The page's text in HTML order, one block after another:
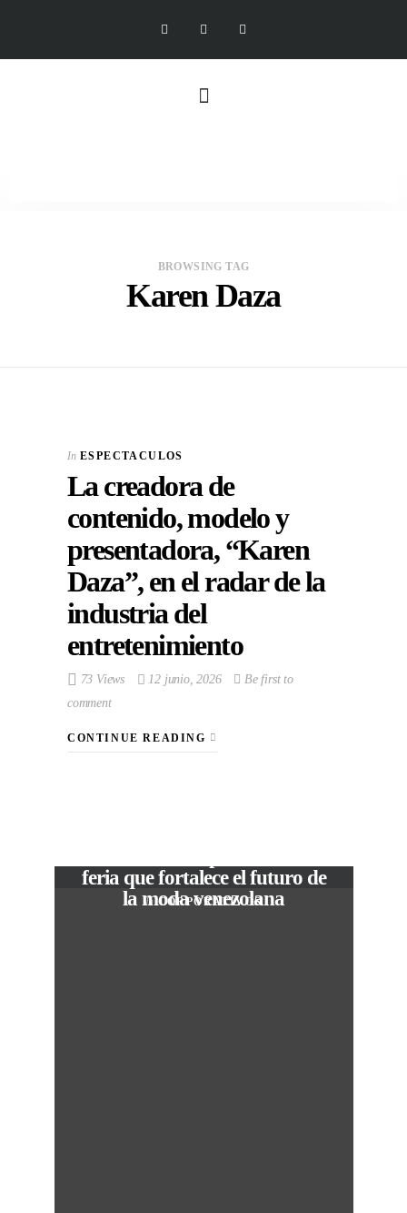
BROWSING TAG
Karen Daza
In ESPECTACULOS
La creadora de
contenido, modelo y
presentadora, “Karen
Daza”, en el radar de la
industria del
entretenimiento
73 Views 12 junio, 2026
Be first to
comment
CONTINUE READING
In CORPORATIVOS
feria que fortalece el futuro de
la moda venezolana